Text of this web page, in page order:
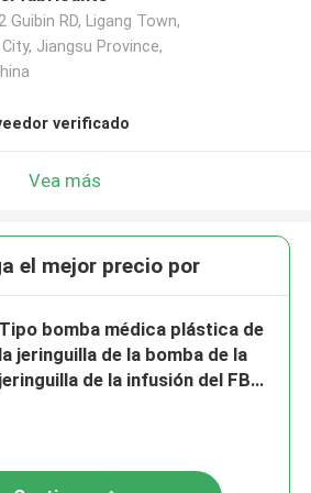
Guibin RD, Ligang Town,
Jiangsu Province,
verificado
Vea más
el mejor precio por
Tipo bomba médica plástica de
la jeringuilla de la bomba de la
jeringuilla de la infusión del FB